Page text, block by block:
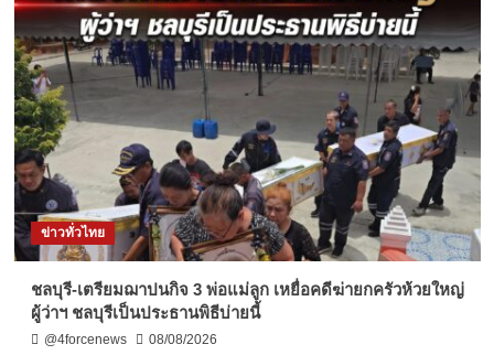
ข่าวทั่วไทย
ชลบุรี-เตรียมฌาปนกิจ 3 พ่อแม่ลูก เหยื่อคดีฆ่ายกครัวห้วยใหญ่
ผู้ว่าฯ ชลบุรีเป็นประธานพิธีบ่ายนี้
@4forcenews 08/08/2026